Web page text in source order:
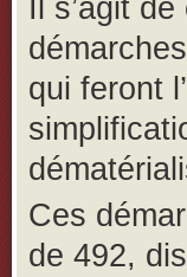
Il s’agit
qui feront
Ces
de 492,